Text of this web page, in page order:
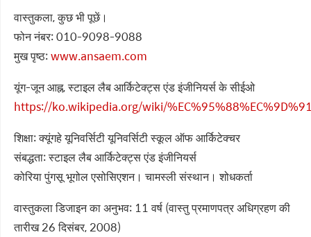
वास्तुकला, कुछ भी पूछें।
फोन नंबर: 010-9098-9088
मुख पृष्ठ:www.ansaem.com
यूंग-जून आह्न, स्टाइल लैब आर्किटेक्ट्स एंड इंजीनियर्स के सीईओ
https://ko.wikipedia.org/wiki/
शिक्षा: क्यूंगहे यूनिवर्सिटी यूनिवर्सिटी स्कूल ऑफ आर्किटेक्चर
संबद्धता: स्टाइल लैब आर्किटेक्ट्स एंड इंजीनियर्स
कोरिया पुंगसू भूगोल एसोसिएशन। चामस्ली संस्थान। शोधकर्ता
वास्तुकला डिजाइन का अनुभव: 11 वर्ष (वास्तु प्रमाणपत्र अधिग्रहण की
तारीख 26 दिसंबर, 2008)